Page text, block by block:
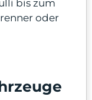
bis zum
oder